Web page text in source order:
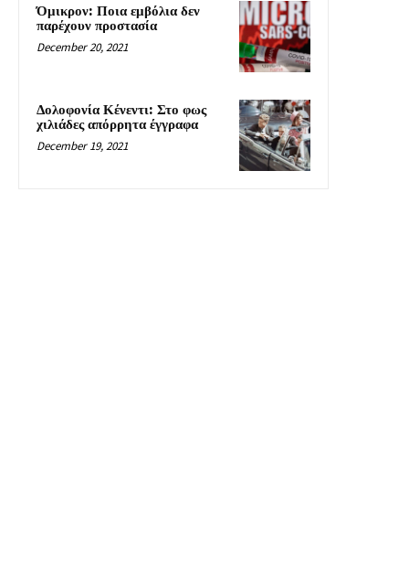
Όμικρον: Ποια εμβόλια δεν
παρέχουν προστασία
December 20, 2021
Δολοφονία Κένεντι: Στο φως
χιλιάδες απόρρητα έγγραφα
December 19, 2021